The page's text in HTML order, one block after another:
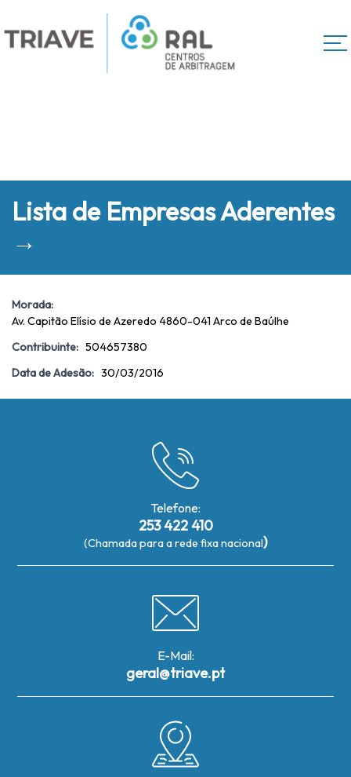
Lista de Empresas Aderentes
→
Morada:
Av. Capitão Elísio de Azeredo 4860-041 Arco de Baúlhe
Contribuinte: 504657380
Data de Adesão: 30/03/2016
Telefone:
253 422 410
(Chamada para a rede fixa nacional)
E-Mail:
geral@triave.pt